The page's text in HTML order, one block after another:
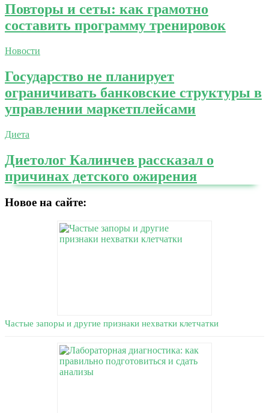
Повторы и сеты: как грамотно
составить программу тренировок
Новости
Государство не планирует
ограничивать банковские структуры в
управлении маркетплейсами
Диета
Диетолог Калинчев рассказал о
причинах детского ожирения
Новое на сайте:
Частые запоры и другие признаки нехватки клетчатки